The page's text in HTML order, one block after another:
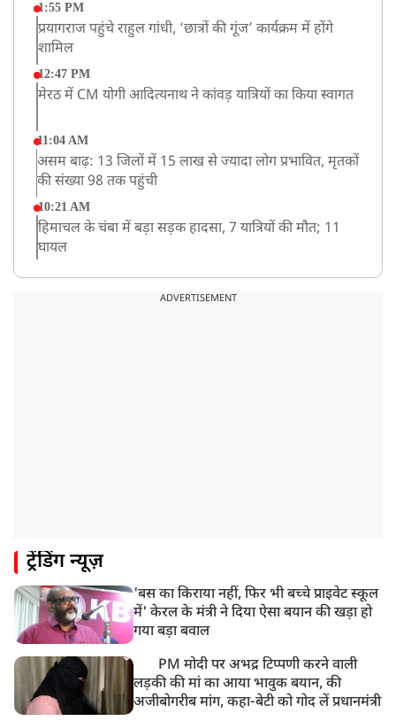
1:55 PM
प्रयागराज पहुंचे राहुल गांधी, ‘छात्रों की गूंज’ कार्यक्रम में होंगे
शामिल
12:47 PM
मेरठ में CM योगी आदित्यनाथ ने कांवड़ यात्रियों का किया स्वागत
11:04 AM
असम बाढ़: 13 जिलों में 15 लाख से ज्यादा लोग प्रभावित, मृतकों
की संख्या 98 तक पहुंची
10:21 AM
हिमाचल के चंबा में बड़ा सड़क हादसा, 7 यात्रियों की मौत; 11
घायल
सलमान खान के घर के बाहर ड्यूटी पर तैनात पुलिसकर्मी की मौत,
ADVERTISEMENT
ट्रेंडिंग न्यूज़
'बस का किराया नहीं, फिर भी बच्चे प्राइवेट स्कूल
में' केरल के मंत्री ने दिया ऐसा बयान की खड़ा हो
गया बड़ा बवाल
PM मोदी पर अभद्र टिप्पणी करने वाली
लड़की की मां का आया भावुक बयान, की
अजीबोगरीब मांग, कहा-बेटी को गोद लें प्रधानमंत्री